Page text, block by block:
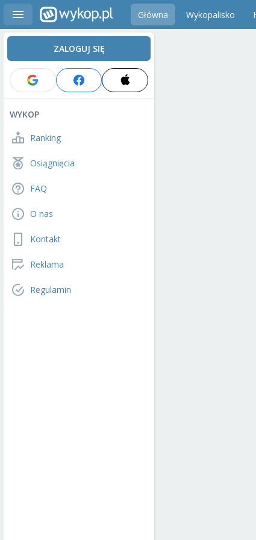
Główna Wykopalisko
ZALOGUJ SIĘ
WYKOP
Ranking
Osiągnięcia
FAQ
O nas
Kontakt
Reklama
Regulamin